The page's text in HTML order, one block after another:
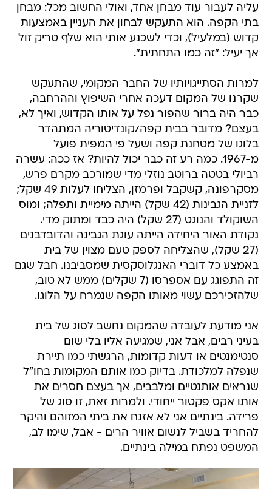
עליה לעבור עוד מבחן אחד, ואולי החשוב מכל: מבחן
בתי הקפה. הוא התעקש לבחון את העניין באמצעות
קדוש (במלעיל), וכדי לשכנע אותי הוא שלף טריק זול
אך יעיל: "זה כמו התחתית".
למרות הסתייגויותיו של החבר המקומי, שהתעקש
שקרנו של המקום דעכה אחרי השיפוץ וההרחבה,
כבר היה ברור שהפור נפל על אותו הקדוש, ואיך לא,
בעצם? מדובר בבית קפה/קונדיטוריה המתהדר
בלוגו של מטחנת קפה ושעל פי המפית פועל
מ-1967. כמה רע זה כבר יכול להיות? אז ככה: עשרה
רביולי בטטה ברוטב נוזלי מדי שמורכב מקרם פרש,
מסקרפונה, קשקבל ופרמזן, הצליחו לעלות 49 שקל;
לזניית הגבינות (42 שקל) הייתה מימיית ותפלה; ומוס
השוקולד והנוגט (27 שקל) היה כבד ומתוק מדי.
נקודת האור היחידה הייתה עוגת הגבינה והדובדבנים
(27 שקל), שהצליחה לספק טעם מצוין של בית
באמצע כל דוברי האנגלוסקסית שמסביבנו. חבל שגם
זה התפוגג עם אספרסו (7 שקלים) ממש לא טוב,
שלהזכירכם עשוי מאותו הקפה שנמרח על הלוגו.
אני מודעת לעובדה שהמקום נחשב לסוג של בית
בעיני רבים, אבל אני, שמגיעה אליו בלי שום
סנטימנטים או דעות קדומות, הרגשתי כמו תיירת
שנפלה למלכודת. בדיוק כמו אותם המקומות בחו"ל
שנראים אותנטיים ומלבבים, אך בעצם חסרים את
אותו אקס פקטור ייחודי. ולמרות זאת, זו סוג של
פרידה. בינתיים אני לא אזנח את ביתי המזוהם והיקר
להחריד בשביל לנשום אוויר הרים - אבל, שימו לב,
המשפט נפתח במילה בינתיים.